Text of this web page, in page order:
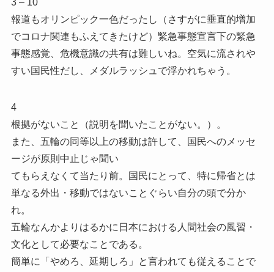
報道もオリンピック一色だったし（さすがに垂直的増加
でコロナ関連もふえてきたけど）緊急事態宣言下の緊急
事態感覚、危機意識の共有は難しいね。空気に流されや
すい国民性だし、メダルラッシュで浮かれちゃう。
4
根拠がないこと（説明を聞いたことがない。）。
また、五輪の同等以上の移動は許して、国民へのメッセ
ージが原則中止じゃ聞い
てもらえなくて当たり前。国民にとって、特に帰省とは
単なる外出・移動ではないことぐらい自分の頭で分か
れ。
五輪なんかよりはるかに日本における人間社会の風習・
文化として必要なことである。
簡単に「やめろ、延期しろ」と言われても従えることで